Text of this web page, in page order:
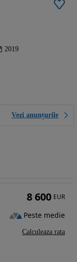
2019
Vezi anunțurile
8 600 EUR
Peste medie
Calculeaza rata